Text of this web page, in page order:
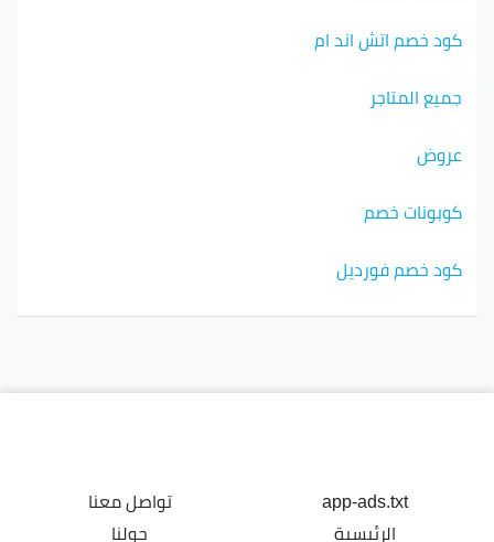
كود خصم اتش اند ام
جميع المتاجر
عروض
كوبونات خصم
كود خصم فورديل
app-ads.txt
الرئيسية
تواصل معنا
حولنا